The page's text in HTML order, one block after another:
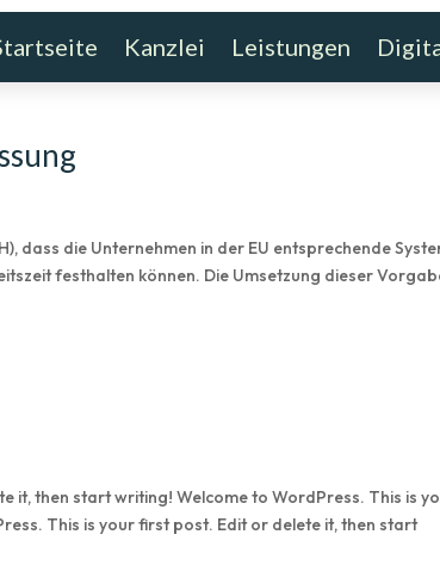
Kanzlei Leistungen
Kanzlei Leistungen
dass die Unternehmen in der EU entsprechende
festhalten können. Die Umsetzung dieser
it, then start writing! Welcome to WordPress. This is
This is your first post. Edit or delete it, then start